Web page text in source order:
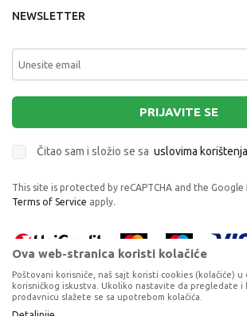
NEWSLETTER
PRIJAVITE SE
Čitao sam i složio se sa uslovima korištenja
This site is protected by reCAPTCHA and the Google
Terms of Service apply.
Proizvode na sajtu nastojimo da opišemo što je
Ova web-stranica koristi kolačiće
Poštovani korisniče, naš sajt koristi cookies (kolačiće) u
korisničkog iskustva. Ukoliko nastavite da pregledate
prodavnicu slažete se sa upotrebom kolačića.